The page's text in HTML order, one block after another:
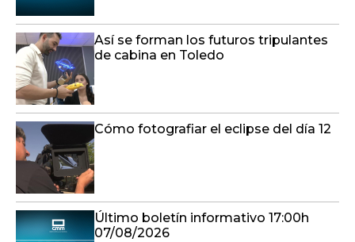
Así se forman los futuros tripulantes
de cabina en Toledo
Cómo fotografiar el eclipse del día 12
Último boletín informativo 17:00h
07/08/2026